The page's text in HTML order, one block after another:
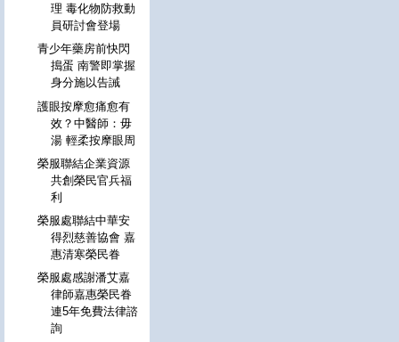
理 毒化物防救動
員研討會登場
青少年藥房前快閃
搗蛋 南警即掌握
身分施以告誡
護眼按摩愈痛愈有
效？中醫師：毋
湯 輕柔按摩眼周
榮服聯結企業資源
共創榮民官兵福
利
榮服處聯結中華安
得烈慈善協會 嘉
惠清寒榮民眷
榮服處感謝潘艾嘉
律師嘉惠榮民眷
連5年免費法律諮
詢